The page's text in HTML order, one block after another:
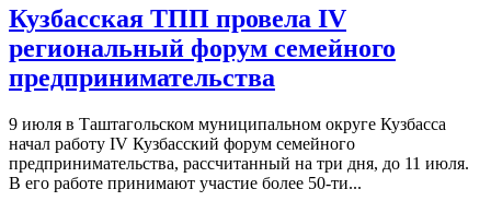
Кузбасская ТПП провела IV
региональный форум семейного
предпринимательства
9 июля в Таштагольском муниципальном округе Кузбасса
начал работу IV Кузбасский форум семейного
предпринимательства, рассчитанный на три дня, до 11 июля.
В его работе принимают участие более 50-ти...